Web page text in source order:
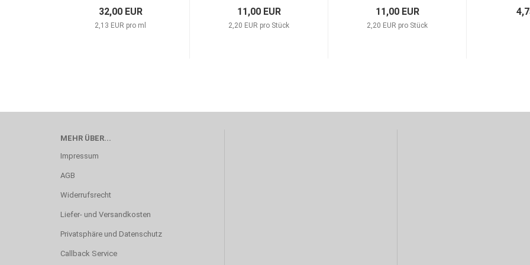
32,00 EUR
2,13 EUR pro ml
11,00 EUR
2,20 EUR pro Stück
11,00 EUR
2,20 EUR pro Stück
MEHR ÜBER...
Impressum
AGB
Widerrufsrecht
Liefer- und Versandkosten
Privatsphäre und Datenschutz
Callback Service